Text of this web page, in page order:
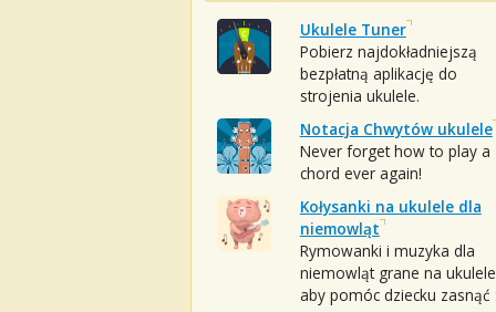
Ukulele Tuner
Pobierz najdokładniejszą
bezpłatną aplikację do
strojenia ukulele.
Notacja Chwytów ukulele
Never forget how to play a
chord ever again!
Kołysanki na ukulele dla
niemowląt
Rymowanki i muzyka dla
niemowląt grane na
aby pomóc dziecku zasnąć